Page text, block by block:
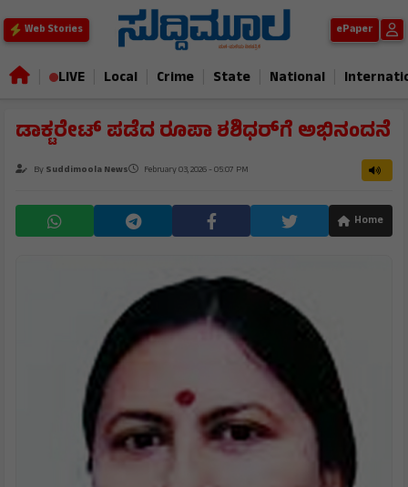
Web Stories ePaper
LIVE Local Crime State National
ಡಾಕ್ಟರೇಟ್ ಪಡೆದ ರೂಪಾ ಶಶಿಧರ್‌ಗೆ ಅಭಿನಂದನೆ
BySuddimoola News February 03, 2026 - 05:07 PM
Home